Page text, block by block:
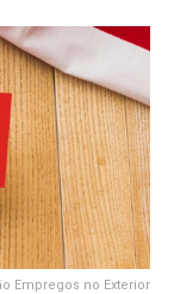
Empregos no Exterior